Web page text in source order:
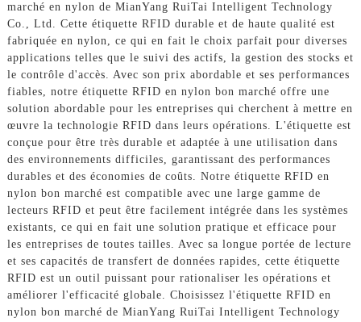
marché en nylon de MianYang RuiTai Intelligent Technology
Co., Ltd. Cette étiquette RFID durable et de haute qualité est
fabriquée en nylon, ce qui en fait le choix parfait pour diverses
applications telles que le suivi des actifs, la gestion des stocks et
le contrôle d'accès. Avec son prix abordable et ses performances
fiables, notre étiquette RFID en nylon bon marché offre une
solution abordable pour les entreprises qui cherchent à mettre en
œuvre la technologie RFID dans leurs opérations. L'étiquette est
conçue pour être très durable et adaptée à une utilisation dans
des environnements difficiles, garantissant des performances
durables et des économies de coûts. Notre étiquette RFID en
nylon bon marché est compatible avec une large gamme de
lecteurs RFID et peut être facilement intégrée dans les systèmes
existants, ce qui en fait une solution pratique et efficace pour
les entreprises de toutes tailles. Avec sa longue portée de lecture
et ses capacités de transfert de données rapides, cette étiquette
RFID est un outil puissant pour rationaliser les opérations et
améliorer l'efficacité globale. Choisissez l'étiquette RFID en
nylon bon marché de MianYang RuiTai Intelligent Technology